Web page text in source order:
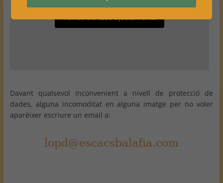
Davant qualsevol inconvenient a nivell de protecció de
dades, alguna incomoditat en alguna imatge per no voler
aparèixer escriure un email a: